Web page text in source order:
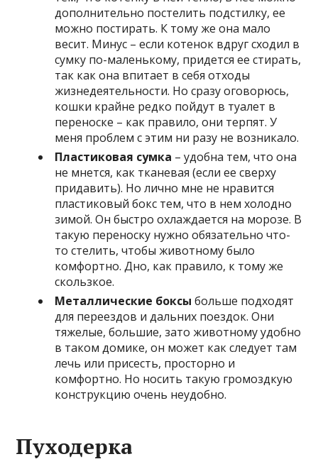
дополнительно постелить подстилку, ее
можно постирать. К тому же она мало
весит. Минус – если котенок вдруг сходил в
сумку по-маленькому, придется ее стирать,
так как она впитает в себя отходы
жизнедеятельности. Но сразу оговорюсь,
кошки крайне редко пойдут в туалет в
переноске – как правило, они терпят. У
меня проблем с этим ни разу не возникало.
Пластиковая сумка – удобна тем, что она
не мнется, как тканевая (если ее сверху
придавить). Но лично мне не нравится
пластиковый бокс тем, что в нем холодно
зимой. Он быстро охлаждается на морозе. В
такую переноску нужно обязательно что-
то стелить, чтобы животному было
комфортно. Дно, как правило, к тому же
скользкое.
Металлические боксы больше подходят
для переездов и дальних поездок. Они
тяжелые, большие, зато животному удобно
в таком домике, он может как следует там
лечь или присесть, просторно и
комфортно. Но носить такую громоздкую
конструкцию очень неудобно.
Пуходерка